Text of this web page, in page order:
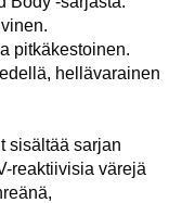
pitkäkestoinen.
hellävarainen
sisältää sarjan
reaktiivisia värejä